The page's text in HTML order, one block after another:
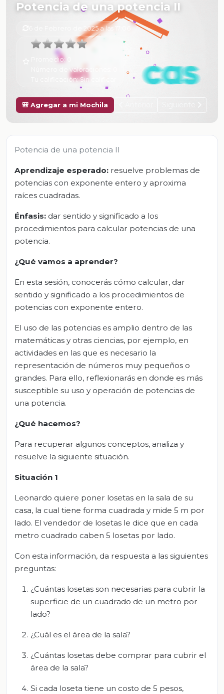
Potencia de una potencia II
6 de Febrero de 2025 a las 17:06
Promedio:
Número de valoraciones:
Tu calificación:Sin calificar
🎒 Agregar a mi Mochila
Potencia de una potencia II
Aprendizaje esperado: resuelve problemas de
potencias con exponente entero y aproxima
raíces cuadradas.
Énfasis: dar sentido y significado a los
procedimientos para calcular potencias de una
potencia.
¿Qué vamos a aprender?
En esta sesión, conocerás cómo calcular, dar
sentido y significado a los procedimientos de
potencias con exponente entero.
El uso de las potencias es amplio dentro de las
matemáticas y otras ciencias, por ejemplo, en
actividades en las que es necesario la
representación de números muy pequeños o
grandes. Para ello, reflexionarás en donde es más
susceptible su uso y operación de potencias de
una potencia.
¿Qué hacemos?
Para recuperar algunos conceptos, analiza y
resuelve la siguiente situación.
Situación 1
Leonardo quiere poner losetas en la sala de su
casa, la cual tiene forma cuadrada y mide 5 m por
lado. El vendedor de losetas le dice que en cada
metro cuadrado caben 5 losetas por lado.
Con esta información, da respuesta a las siguientes
preguntas:
¿Cuántas losetas son necesarias para cubrir la
superficie de un cuadrado de un metro por
lado?
¿Cuál es el área de la sala?
¿Cuántas losetas debe comprar para cubrir el
área de la sala?
Si cada loseta tiene un costo de 5 pesos,